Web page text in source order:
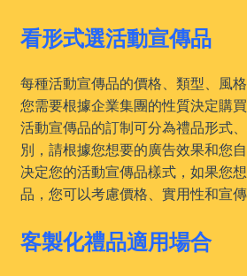
看形式選活動宣傳品
每種活動宣傳品的價格、類型、風
您需要根據企業集團的性質決定購買
活動宣傳品的訂制可分為禮品形式
別，請根據您想要的廣告效果和您
决定您的活動宣傳品樣式，如果您
品，您可以考慮價格、實用性和宣傳
客製化禮品適用場合